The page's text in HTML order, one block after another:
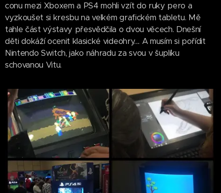
conu mezi Xboxem a PS4 mohli vzít do ruky pero a
vyzkoušet si kresbu na velkém grafickém tabletu. Mě
tahle část výstavy přesvědčila o dvou věcech. Dnešní
děti dokáží ocenit klasické videohry.... A musím si pořídit
Nintendo Switch, jako náhradu za svou v šuplíku
schovanou Vitu.